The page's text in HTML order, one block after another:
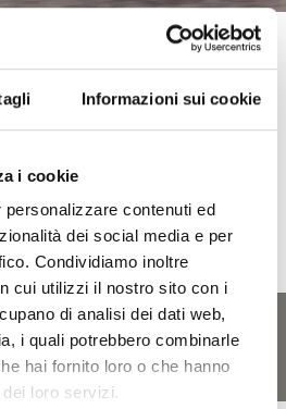
Informazioni sui cookie
i cookie
contenuti ed
dei social media e per
Condividiamo inoltre
cui utilizzi il nostro sito con i
di analisi dei dati web,
i quali potrebbero combinarle
hai fornito loro o che hanno
loro servizi.